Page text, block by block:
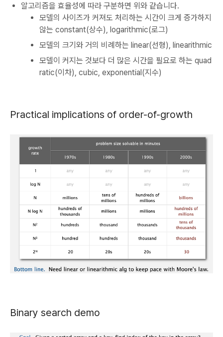
알고리즘을 효율성에 따라 구분하면 위와 같습니다.
모델의 사이즈가 커져도 처리하는 시간이 크게 증가하지
않는 constant(상수), logarithmic(로그)
모델의 크기와 거의 비례하는 linear(선형), linearithmic
모델이 커지는 것보다 더 많은 시간을 필요로 하는 quad
ratic(이차), cubic, exponential(지수)
Practical implications of order-of-growth
Binary search demo